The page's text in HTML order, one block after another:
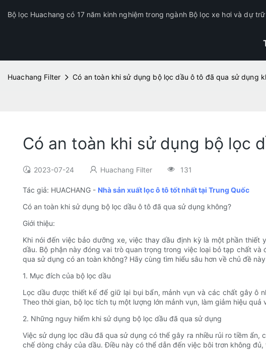
Bộ lọc Huachang có 17 năm kinh nghiệm trong ngành Bộ lọc xe hơi và dự
Huachang Filter Có an toàn khi sử dụng bộ lọc dầu ô tô đã qua sử dụng
Có an toàn khi sử dụng bộ lọc
2023-07-24 Huachang Filter 131
Tác giả: HUACHANG - Nhà sản xuất lọc ô tô tốt nhất tại Trung Quốc
Có an toàn khi sử dụng bộ lọc dầu ô tô đã qua sử dụng không?
Giới thiệu:
Khi nói đến việc bảo dưỡng xe, việc thay dầu định kỳ là một phần
dầu. Bộ phận này đóng vai trò quan trọng trong việc loại bỏ tạp chất
qua sử dụng có an toàn không? Hãy cùng tìm hiểu sâu hơn về chủ đề
1. Mục đích của bộ lọc dầu
Lọc dầu được thiết kế để giữ lại bụi bẩn, mảnh vụn và các chất gây ô
Theo thời gian, bộ lọc tích tụ một lượng lớn mảnh vụn, làm giảm hiệu quả
2. Những nguy hiểm khi sử dụng bộ lọc dầu đã qua sử dụng
Việc sử dụng lọc dầu đã qua sử dụng có thể gây ra nhiều rủi ro tiềm
chế dòng chảy của dầu. Điều này có thể dẫn đến việc bôi trơn không